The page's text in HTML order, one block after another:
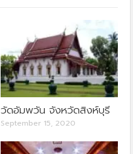
วัดอัมพวัน จังหวัดสิงห์บุรี
September 15, 2020